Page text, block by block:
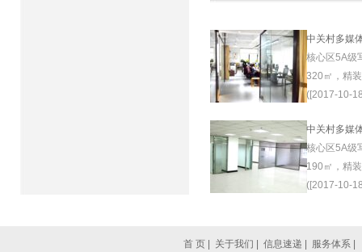
中关村多媒
核心区5A级
320㎡，精
([2017-10-
中关村多媒
核心区5A级
190㎡，精
([2017-10-
首 页 关于我们 信息速递 服务体系